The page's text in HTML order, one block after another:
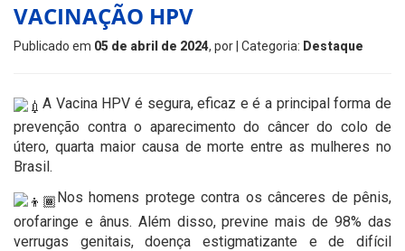
VACINAÇÃO HPV
Publicado em 05 de abril de 2024, por | Categoria: Destaque
A Vacina HPV é segura, eficaz e é a principal forma de
prevenção contra o aparecimento do câncer do colo de
útero, quarta maior causa de morte entre as mulheres no
Brasil.
Nos homens protege contra os cânceres de pênis,
orofaringe e ânus. Além disso, previne mais de 98% das
verrugas genitais, doença estigmatizante e de difícil